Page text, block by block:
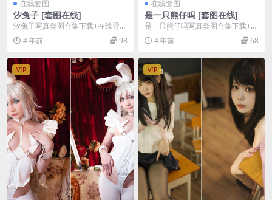
在线套图
汐兔子 [套图在线]
汐兔子写真套图合集下载+在线导
航，更新至 30 期，持续更新中。
汐兔子，第一弹...
4 年前 98
在线套图
是一只熊仔吗 [套图在线]
是一只熊仔吗写真套图合集下载+在
线导航，更新至 51 期，持续更新
中。 是一只熊...
4 年前 68
VIP VIP